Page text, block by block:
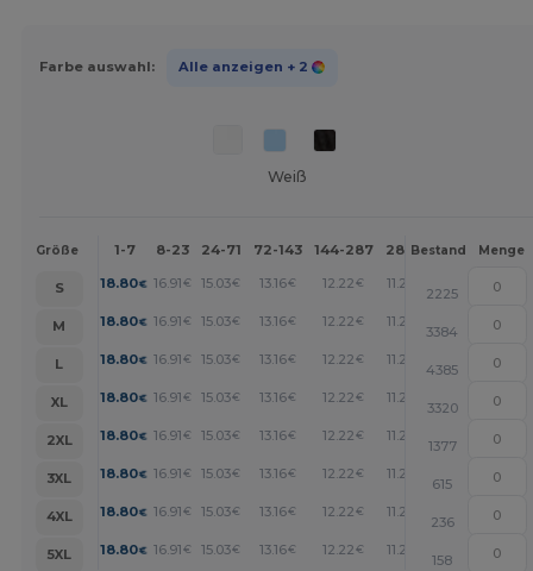
Farbe auswahl: Alle anzeigen + 2
Weiß
Größe 1-7 8-23 24-71 72-143 144-287 288 + Mehr
Bestand Menge
S 18.80€ 16.91€ 15.03€ 13.16€ 12.22 € 11.28 +
2225
M
18.80€ 16.91€ 15.03€ 13.16€ 12.22 € 11.28 +
3384
L
18.80€ 16.91€ 15.03€ 13.16€ 12.22 € 11.28 +
4385
XL
18.80€ 16.91€ 15.03€ 13.16€ 12.22 € 11.28 +
3320
2XL
18.80€ 16.91€ 15.03€ 13.16€ 12.22 € 11.28 +
1377
3XL
18.80€ 16.91€ 15.03€ 13.16€ 12.22 € 11.28 +
615
4XL
18.80€ 16.91€ 15.03€ 13.16€ 12.22 € 11.28 +
236
5XL
18.80€ 16.91€ 15.03€ 13.16€ 12.22 € 11.28 +
158